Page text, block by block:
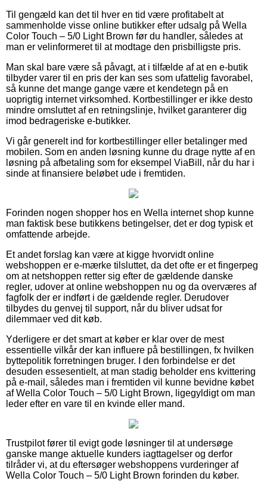
Til gengæld kan det til hver en tid være profitabelt at
sammenholde visse online butikker efter udsalg på Wella
Color Touch – 5/0 Light Brown før du handler, således at
man er velinformeret til at modtage den prisbilligste pris.
Man skal bare være så påvagt, at i tilfælde af at en e-butik
tilbyder varer til en pris der kan ses som ufattelig favorabel,
så kunne det mange gange være et kendetegn på en
uoprigtig internet virksomhed. Kortbestillinger er ikke desto
mindre omsluttet af en retningslinje, hvilket garanterer dig
imod bedrageriske e-butikker.
Vi går generelt ind for kortbestillinger eller betalinger med
mobilen. Som en anden løsning kunne du drage nytte af en
løsning på afbetaling som for eksempel ViaBill, når du har i
sinde at finansiere beløbet ude i fremtiden.
Forinden nogen shopper hos en Wella internet shop kunne
man faktisk bese butikkens betingelser, det er dog typisk et
omfattende arbejde.
Et andet forslag kan være at kigge hvorvidt online
webshoppen er e-mærke tilsluttet, da det ofte er et fingerpeg
om at netshoppen retter sig efter de gældende danske
regler, udover at online webshoppen nu og da overværes af
fagfolk der er indført i de gældende regler. Derudover
tilbydes du genvej til support, når du bliver udsat for
dilemmaer ved dit køb.
Yderligere er det smart at køber er klar over de mest
essentielle vilkår der kan influere på bestillingen, fx hvilken
byttepolitik forretningen bruger. I den forbindelse er det
desuden essesentielt, at man stadig beholder ens kvittering
på e-mail, således man i fremtiden vil kunne bevidne købet
af Wella Color Touch – 5/0 Light Brown, ligegyldigt om man
leder efter en vare til en kvinde eller mand.
Trustpilot fører til evigt gode løsninger til at undersøge
ganske mange aktuelle kunders iagttagelser og derfor
tilråder vi, at du eftersøger webshoppens vurderinger af
Wella Color Touch – 5/0 Light Brown forinden du køber.